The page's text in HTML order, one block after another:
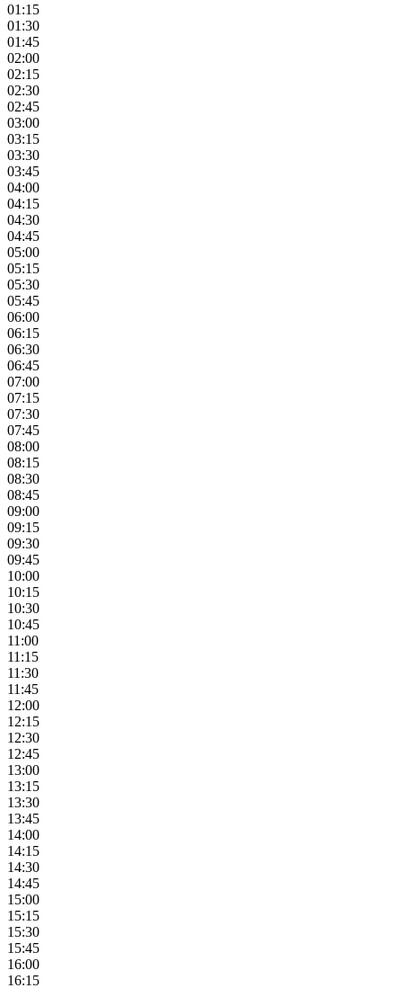
01:15
01:30
01:45
02:00
02:15
02:30
02:45
03:00
03:15
03:30
03:45
04:00
04:15
04:30
04:45
05:00
05:15
05:30
05:45
06:00
06:15
06:30
06:45
07:00
07:15
07:30
07:45
08:00
08:15
08:30
08:45
09:00
09:15
09:30
09:45
10:00
10:15
10:30
10:45
11:00
11:15
11:30
11:45
12:00
12:15
12:30
12:45
13:00
13:15
13:30
13:45
14:00
14:15
14:30
14:45
15:00
15:15
15:30
15:45
16:00
16:15